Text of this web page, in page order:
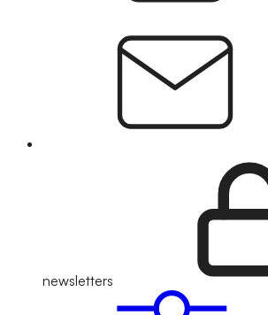
newsletters